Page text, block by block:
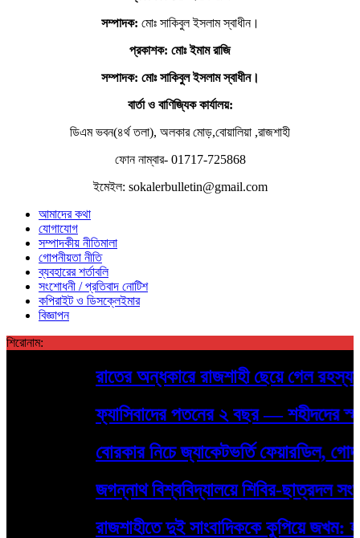
সম্পাদক: মোঃ সাকিবুল ইসলাম স্বাধীন।
প্রকাশক: মোঃ ইমাম রাজি
সম্পাদক: মোঃ সাকিবুল ইসলাম স্বাধীন।
বার্তা ও বাণিজ্যিক কার্যালয়:
ডিএম ভবন(৪র্থ তলা), অলকার মোড়,বোয়ালিয়া ,রাজশাহী
ফোন নাম্বার- 01717-725868
ইমেইল: sokalerbulletin@gmail.com
আমাদের কথা
যোগাযোগ
সম্পাদকীয় নীতিমালা
গোপনীয়তা নীতি
ব্যবহারের শর্তাবলি
সংশোধনী / প্রতিবাদ নোটিশ
কপিরাইট ও ডিসক্লেইমার
বিজ্ঞাপন
শিরোনাম:
রাতের অন্ধকারে রাজশাহী ছেয়ে গেল
ফ্যাসিবাদের পতনের ২ বছর — শহীদদের
বোরকার নিচে জ্যাকেটভর্তি ফেয়ারডিল,
জগন্নাথ বিশ্ববিদ্যালয়ে শিবির-ছাত্রদল
রাজশাহীতে দুই সাংবাদিককে কুপিয়ে জখম: